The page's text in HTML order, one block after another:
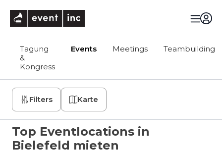
Tagung
&
Kongress
Events Meetings Teambuilding
Filters Karte
Top Eventlocations in
Bielefeld mieten